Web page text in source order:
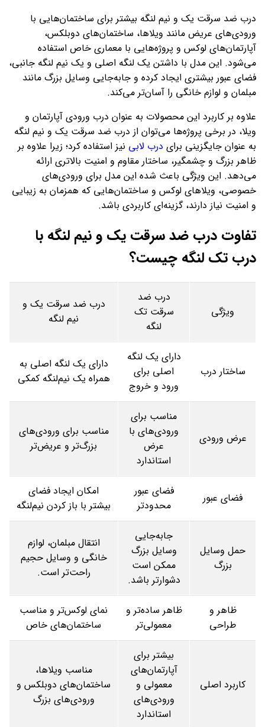
درب ضد سرقت یک و نیم لنگه بیشتر برای ساختمان‌هایی با
ورودی‌های عریض مانند ویلاها، ساختمان‌های دوبلکس،
آپارتمان‌های لوکس و پروژه‌هایی با معماری خاص استفاده
می‌شود. این مدل با داشتن یک لنگه اصلی و یک نیم‌ لنگه جانبی،
فضای عبور بیشتری ایجاد کرده و جابه‌جایی وسایل بزرگ مانند
مبلمان و لوازم خانگی را آسان‌تر می‌کند.
علاوه بر کاربرد این محصولات به عنوان درب ورودی آپارتمان و
ویلا، در برخی پروژه‌ها می‌توان از درب ضد سرقت یک و نیم لنگه
به عنوان جایگزینی برای درب لابی نیز استفاده کرد؛ زیرا علاوه بر
ظاهر بزرگ و چشمگیر، ساختار مقاوم و امنیت بالاتری ارائه
می‌دهد. این ویژگی باعث شده این مدل برای ورودی‌های
خصوصی، ویلاهای لوکس و ساختمان‌هایی که همزمان به زیبایی
و امنیت نیاز دارند، گزینه‌ای کاربردی باشد.
تفاوت درب ضد سرقت یک و نیم لنگه با
درب تک لنگه چیست؟
ویژگی
درب ضد
سرقت تک
لنگه
درب ضد سرقت یک و
نیم لنگه
ساختار درب
دارای یک لنگه
اصلی برای
ورود و خروج
دارای یک لنگه اصلی به
همراه یک نیم‌لنگه کمکی
عرض ورودی
مناسب برای
ورودی‌های با
عرض
استاندارد
مناسب برای ورودی‌های
بزرگ‌تر و عریض‌تر
فضای عبور
فضای عبور
محدودتر
امکان ایجاد فضای
بیشتر با باز کردن نیم‌لنگه
حمل وسایل
بزرگ
جابه‌جایی
وسایل بزرگ
ممکن است
دشوارتر باشد.
انتقال مبلمان، لوازم
خانگی و وسایل حجیم
راحت‌تر است.
ظاهر و
طراحی
ظاهر ساده‌تر و
معمولی‌تر
نمای لوکس‌تر و مناسب
ساختمان‌های خاص
کاربرد اصلی
بیشتر برای
آپارتمان‌های
معمولی و
ورودی‌های
استاندارد
مناسب ویلاها،
ساختمان‌های دوبلکس و
ورودی‌های بزرگ